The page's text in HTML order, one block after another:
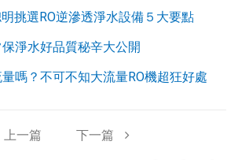
挑選RO逆滲透淨水設備５大要點
淨水好品質秘辛大公開
嗎？不可不知大流量RO機超狂好處
上一篇 下一篇